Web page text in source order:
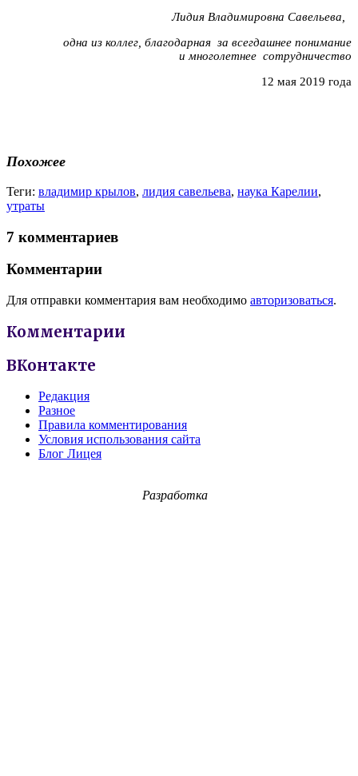
Лидия Владимировна Савельева,
одна из коллег, благодарная за всегдашнее понимание
и многолетнее сотрудничество
12 мая 2019 года
Похожее
Теги: владимир крылов, лидия савельева, наука Карелии,
утраты
7 комментариев
Комментарии
Для отправки комментария вам необходимо авторизоваться.
Комментарии
ВКонтакте
Редакция
Разное
Правила комментирования
Условия использования сайта
Блог Лицея
Разработка